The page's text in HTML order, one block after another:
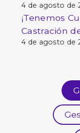
4 de agosto de
¡Tenemos
Castración
4 de agosto de